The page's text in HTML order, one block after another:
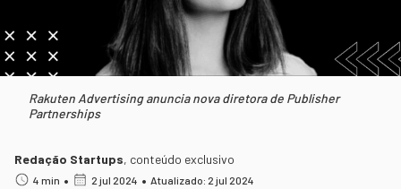
Rakuten Advertising anuncia nova diretora de Publisher
Partnerships
Redação Startups, conteúdo exclusivo
4 min • 2 jul 2024 • Atualizado: 2 jul 2024